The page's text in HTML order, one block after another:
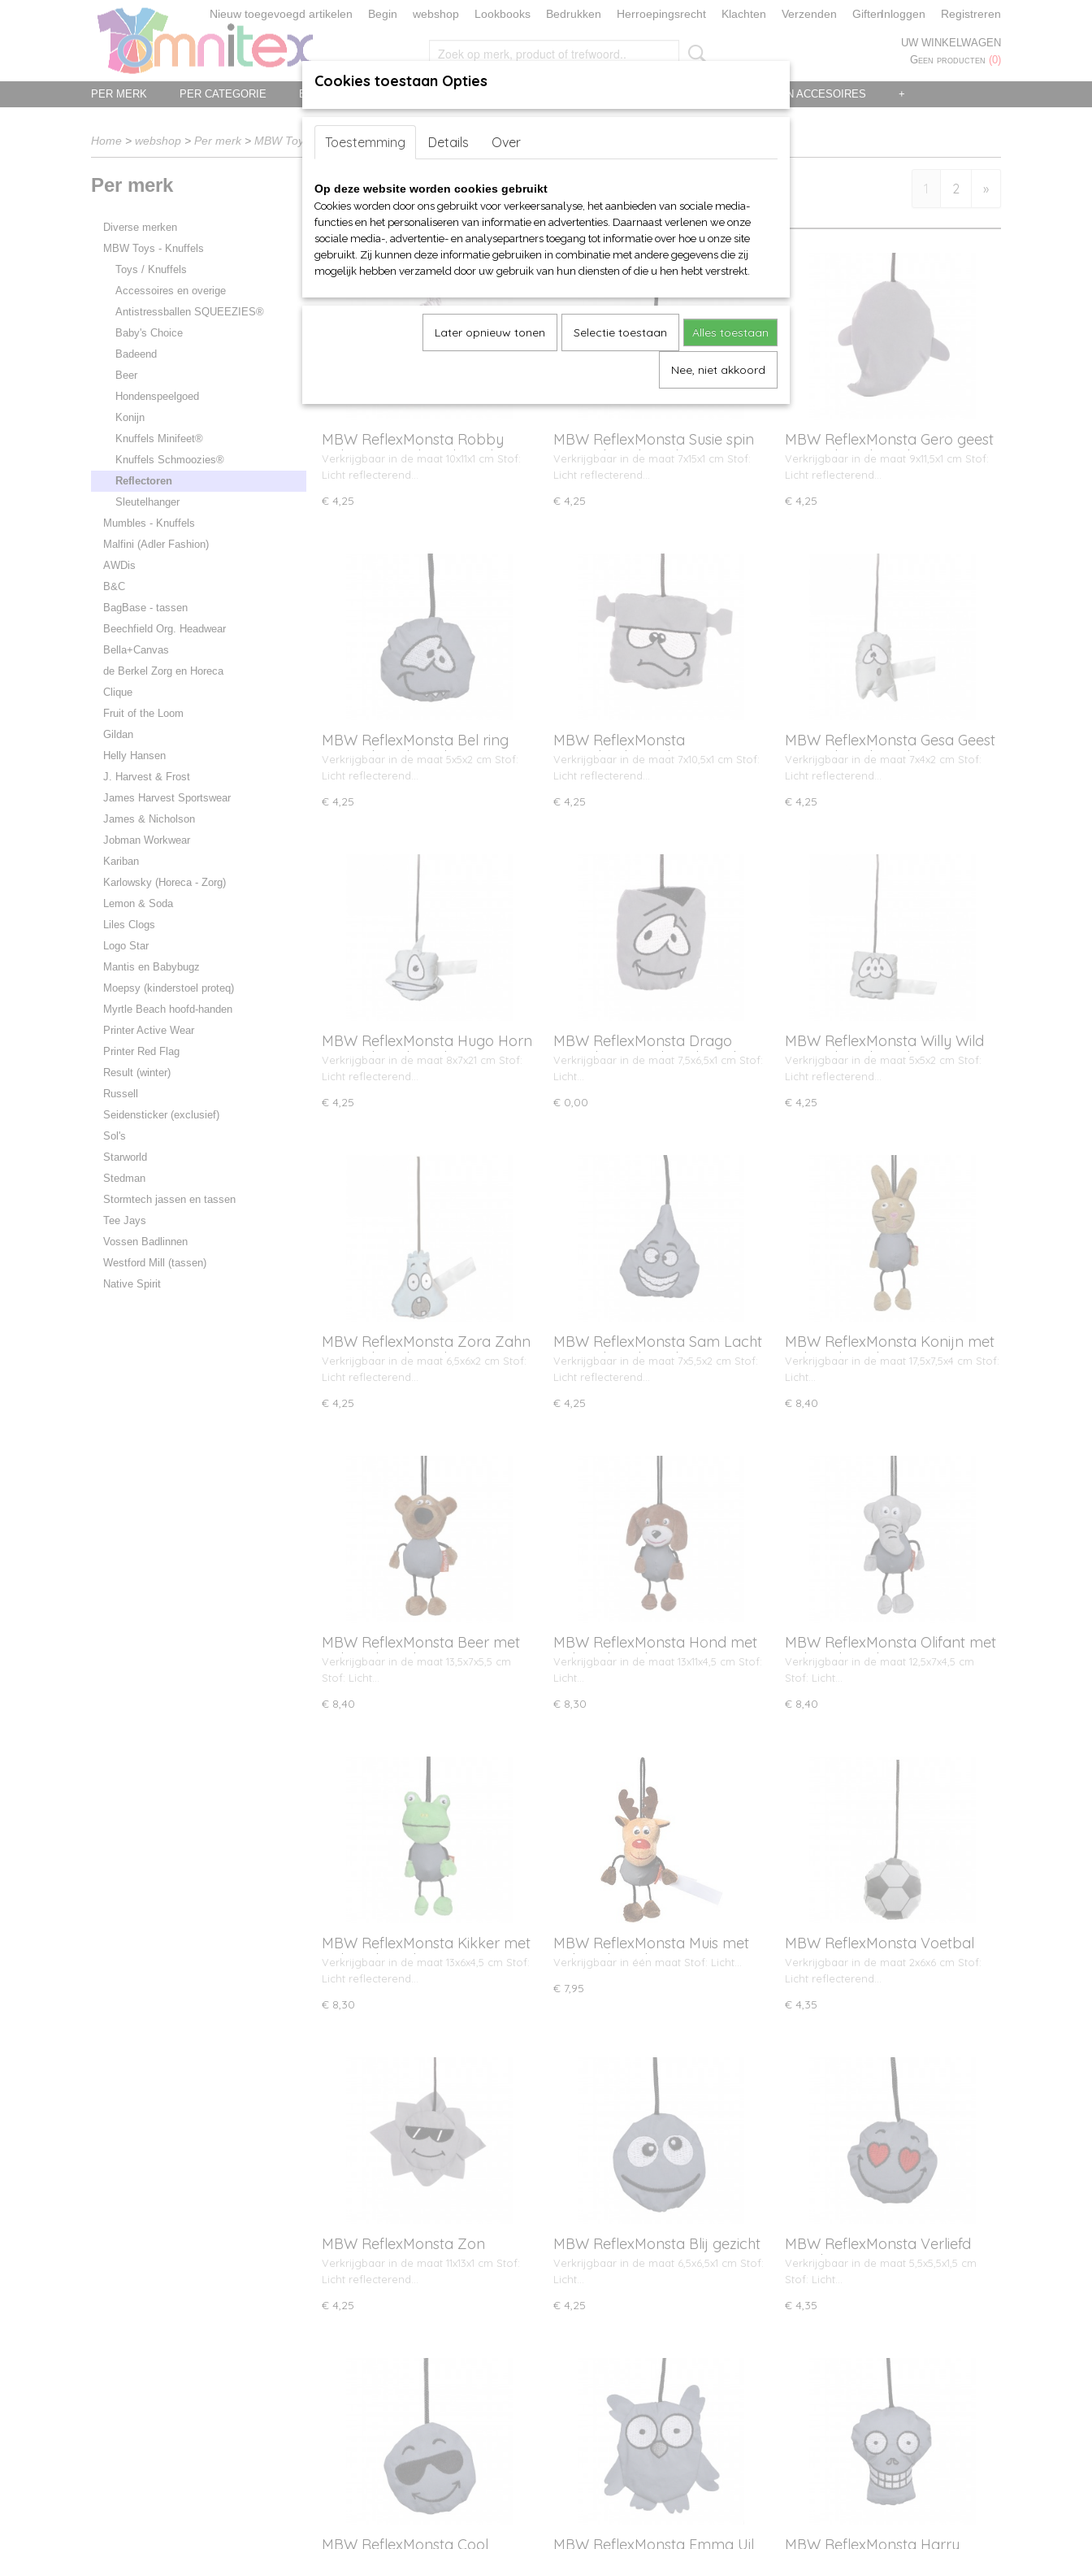
Nieuw toegevoegd artikelen Begin webshop Lookbooks Bedrukken Herroepingsrecht Klachten Verzenden GiftenInloggen Registreren
UW WINKELWAGEN
Geen producten (0)
PER MERK PER CATEGORIE BED-, BAD-, KEUKEN EN TAFELLINNEN KERST/FEEST KLEDING EN ACCESOIRES +
Home > webshop > Per merk > MBW Toys - Knuffels> Reflectoren
Per merk
Diverse merken
MBW Toys - Knuffels
Toys / Knuffels
Accessoires en overige
Antistressballen SQUEEZIES®
Baby's Choice
Badeend
Beer
Hondenspeelgoed
Konijn
Knuffels Minifeet®
Knuffels Schmoozies®
Reflectoren
Sleutelhanger
Mumbles - Knuffels
Malfini (Adler Fashion)
AWDis
B&C
BagBase - tassen
Beechfield Org. Headwear
Bella+Canvas
de Berkel Zorg en Horeca
Clique
Fruit of the Loom
Gildan
Helly Hansen
J. Harvest & Frost
James Harvest Sportswear
James & Nicholson
Jobman Workwear
Kariban
Karlowsky (Horeca - Zorg)
Lemon & Soda
Liles Clogs
Logo Star
Mantis en Babybugz
Moepsy (kinderstoel proteq)
Myrtle Beach hoofd-handen
Printer Active Wear
Printer Red Flag
Result (winter)
Russell
Seidensticker (exclusief)
Sol's
Starworld
Stedman
Stormtech jassen en tassen
Tee Jays
Vossen Badlinnen
Westford Mill (tassen)
Native Spirit
Sorteer op: 1 2 »
MBW ReflexMonsta Robby
Robot met ophangkoord
Verkrijgbaar in de maat 10x11x1 cm Stof:
Licht reflecterend…
€ 4,25
MBW ReflexMonsta Susie spin
met ophangkoord
Verkrijgbaar in de maat 7x15x1 cm Stof:
Licht reflecterend…
€ 4,25
MBW ReflexMonsta Gero geest
met ophangkoord
Verkrijgbaar in de maat 9x11,5x1 cm Stof:
Licht reflecterend…
€ 4,25
MBW ReflexMonsta Bel ring
met ophangkoord
Verkrijgbaar in de maat 5x5x2 cm Stof:
Licht reflecterend…
€ 4,25
MBW ReflexMonsta
Wervelende Hoek met
ophangkoord
Verkrijgbaar in de maat 7x10,5x1 cm Stof:
Licht reflecterend…
€ 4,25
MBW ReflexMonsta Gesa Geest
met ophangkoord
Verkrijgbaar in de maat 7x4x2 cm Stof:
Licht reflecterend…
€ 4,25
MBW ReflexMonsta Hugo Horn
met ophangkoord
Verkrijgbaar in de maat 8x7x21 cm Stof:
Licht reflecterend…
€ 4,25
MBW ReflexMonsta Drago
Dracula met ophangkoord
Verkrijgbaar in de maat 7,5x6,5x1 cm Stof:
Licht…
€ 0,00
MBW ReflexMonsta Willy Wild
met ophangkoord
Verkrijgbaar in de maat 5x5x2 cm Stof:
Licht reflecterend…
€ 4,25
MBW ReflexMonsta Zora Zahn
met ophangkoord
Verkrijgbaar in de maat 6,5x6x2 cm Stof:
Licht reflecterend…
€ 4,25
MBW ReflexMonsta Sam Lacht
met ophangkoord
Verkrijgbaar in de maat 7x5,5x2 cm Stof:
Licht reflecterend…
€ 4,25
MBW ReflexMonsta Konijn met
ophangkoord
Verkrijgbaar in de maat 17,5x7,5x4 cm Stof:
Licht…
€ 8,40
MBW ReflexMonsta Beer met
ophangkoord
Verkrijgbaar in de maat 13,5x7x5,5 cm
Stof: Licht…
€ 8,40
MBW ReflexMonsta Hond met
ophangkoord
Verkrijgbaar in de maat 13x11x4,5 cm Stof:
Licht…
€ 8,30
MBW ReflexMonsta Olifant met
ophangkoord
Verkrijgbaar in de maat 12,5x7x4,5 cm
Stof: Licht…
€ 8,40
MBW ReflexMonsta Kikker met
ophangkoord
Verkrijgbaar in de maat 13x6x4,5 cm Stof:
Licht reflecterend…
€ 8,30
MBW ReflexMonsta Muis met
ophangkoord
Verkrijgbaar in één maat Stof: Licht…
€ 7,95
MBW ReflexMonsta Voetbal
Verkrijgbaar in de maat 2x6x6 cm Stof:
Licht reflecterend…
€ 4,35
MBW ReflexMonsta Zon
Verkrijgbaar in de maat 11x13x1 cm Stof:
Licht reflecterend…
€ 4,25
MBW ReflexMonsta Blij gezicht
Verkrijgbaar in de maat 6,5x6,5x1 cm Stof:
Licht…
€ 4,25
MBW ReflexMonsta Verliefd
gezicht
Verkrijgbaar in de maat 5,5x5,5x1,5 cm
Stof: Licht…
€ 4,35
MBW ReflexMonsta Cool
MBW ReflexMonsta Emma Uil
MBW ReflexMonsta Harry
Cookies toestaan Opties
Toestemming Details Over
Op deze website worden cookies gebruikt
Cookies worden door ons gebruikt voor verkeersanalyse, het aanbieden van sociale media-
functies en het personaliseren van informatie en advertenties. Daarnaast verlenen we onze
sociale media-, advertentie- en analysepartners toegang tot informatie over hoe u onze site
gebruikt. Zij kunnen deze informatie gebruiken in combinatie met andere gegevens die zij
mogelijk hebben verzameld door uw gebruik van hun diensten of die u hen hebt verstrekt.
Later opnieuw tonen Selectie toestaan Alles toestaan
Nee, niet akkoord